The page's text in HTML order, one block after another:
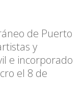
de Puerto
y
e incorporado
el 8 de